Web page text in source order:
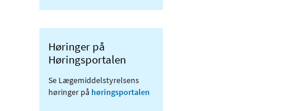
Høringer på
Høringsportalen
Se Lægemiddelstyrelsens
høringer på høringsportalen